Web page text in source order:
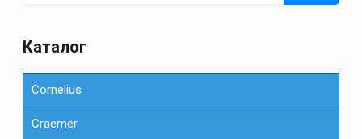
Каталог
Cornelius
Сraemer